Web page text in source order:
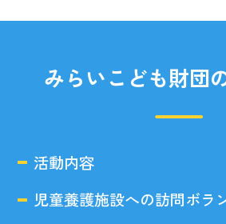
みらいこども財団
活動内容
児童養護施設への訪問ボラ